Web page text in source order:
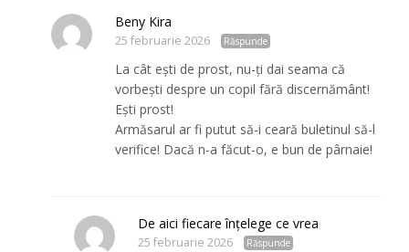
Beny Kira
25 februarie 2026 Răspunde
La cât ești de prost, nu-ți dai seama că
vorbești despre un copil fără discernământ!
Ești prost!
Armăsarul ar fi putut să-i ceară buletinul să-l
verifice! Dacă n-a făcut-o, e bun de pârnaie!
De aici fiecare înțelege ce vrea
25 februarie 2026 Răspunde